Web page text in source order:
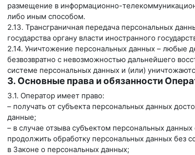
размещение в информационно-
либо иным способом.
2.13. Трансграничная передача персональных
государства органу власти иностранного
2.14. Уничтожение персональных данных – любые
безвозвратно с невозможностью дальнейшего
системе персональных данных и (или)
3. Основные права и обязанности
3.1. Оператор имеет право:
– получать от субъекта персональных данных
данные;
– в случае отзыва субъектом персональных
продолжить обработку персональных данных без
в Законе о персональных данных;